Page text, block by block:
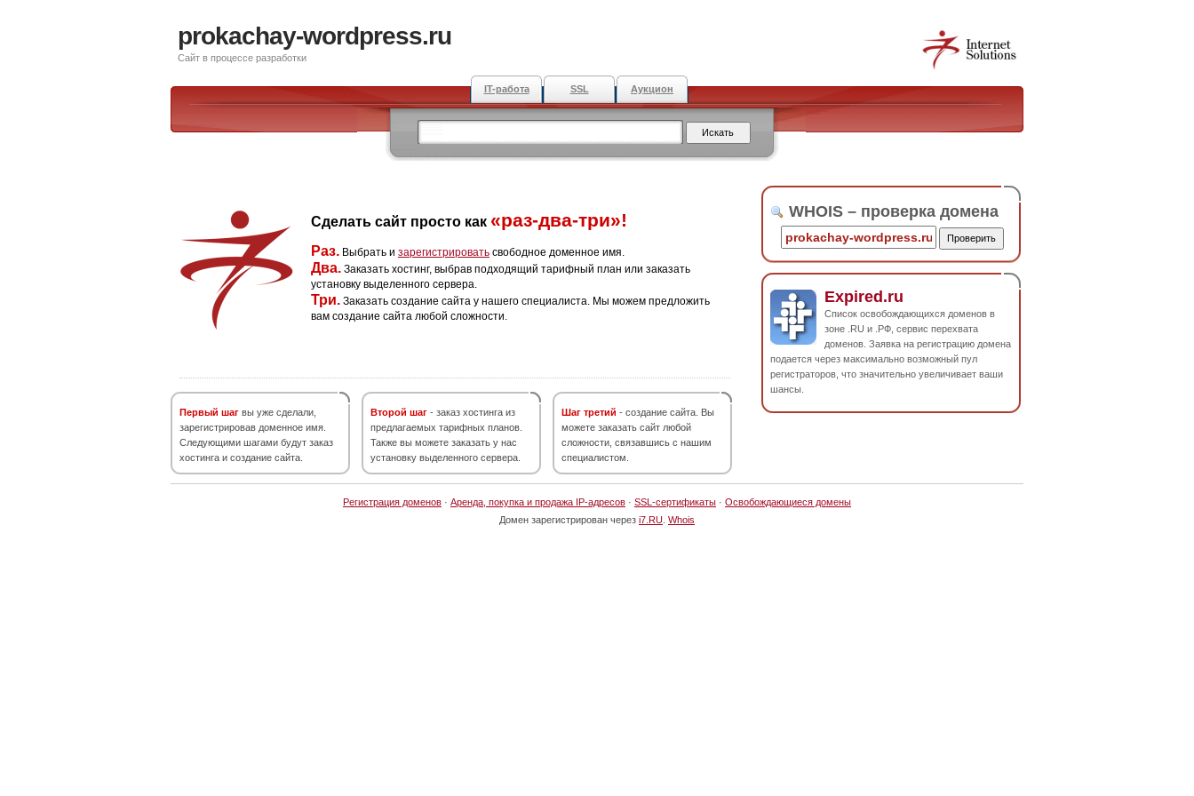
prokachay-wordpress.ru
Сайт в процессе разработки
IT-работа SSL Аукцион
Сделать сайт просто как «раз-два-три»!
Раз. Выбрать и зарегистрировать свободное доменное имя.
Два. Заказать хостинг, выбрав подходящий тарифный план или заказать
установку выделенного сервера.
Три. Заказать создание сайта у нашего специалиста. Мы можем предложить
вам создание сайта любой сложности.
Первый шаг вы уже сделали,
зарегистрировав доменное имя.
Следующими шагами будут заказ
хостинга и создание сайта.
Второй шаг - заказ хостинга из
предлагаемых тарифных планов.
Также вы можете заказать у нас
установку выделенного сервера.
Шаг третий - создание сайта. Вы
можете заказать сайт любой
сложности, связавшись с нашим
специалистом.
WHOIS – проверка домена
Expired.ru
Список освобождающихся доменов в
зоне .RU и .РФ, сервис перехвата
доменов. Заявка на регистрацию домена
подается через максимально возможный пул
регистраторов, что значительно увеличивает ваши
шансы.
Регистрация доменов · Аренда, покупка и продажа IP-адресов · SSL-сертификаты · Освобождающиеся домены
Домен зарегистрирован через i7.RU Whois